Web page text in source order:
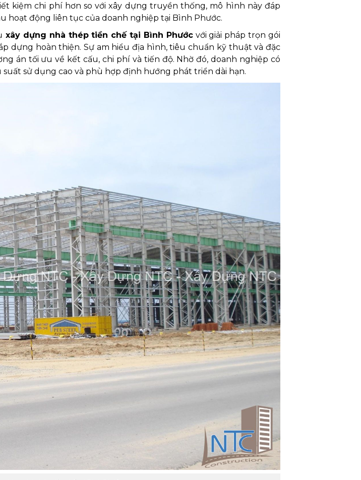
kiệm chi phí hơn so với xây dựng truyền thống, mô hình này đáp
hoạt động liên tục của doanh nghiệp tại Bình Phước.
xây dựng nhà thép tiền chế tại Bình Phướcvới giải pháp trọn gói
dựng hoàn thiện. Sự am hiểu địa hình, tiêu chuẩn kỹ thuật và đặc
án tối ưu về kết cấu, chi phí và tiến độ. Nhờ đó, doanh nghiệp có
sử dụng cao và phù hợp định hướng phát triển dài hạn.